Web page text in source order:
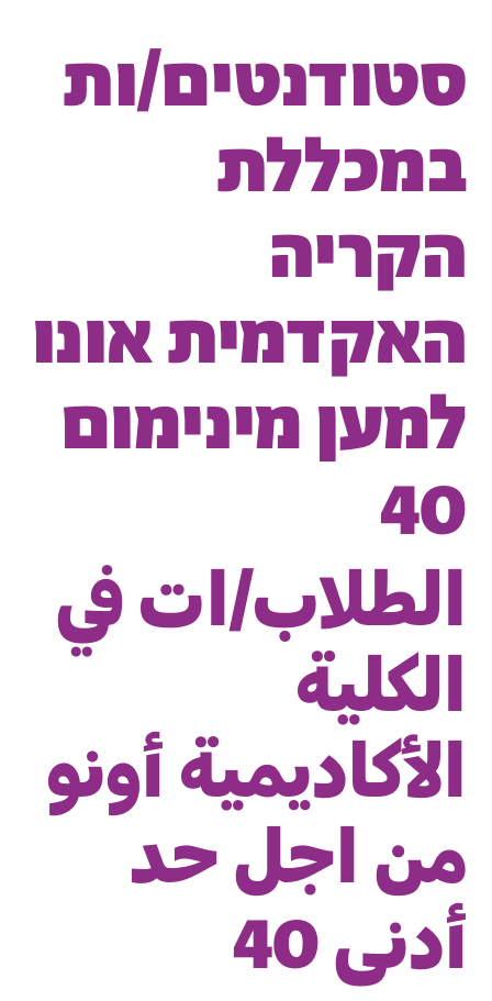
סטודנטים/ות
במכללת
הקריה
האקדמית אונו
למען מינימום
40
الطلاب/ات في
الكلية
الأكاديمية أونو
من اجل حد
أدنى 40